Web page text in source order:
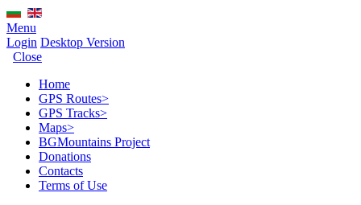
Menu
Login Desktop Version
Close
Home
GPS Routes>
GPS Tracks>
Maps>
BGMountains Project
Donations
Contacts
Terms of Use